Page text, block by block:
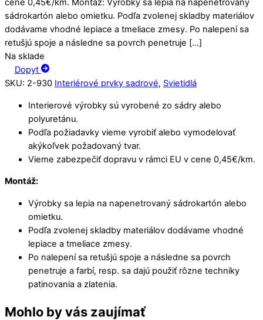
cene 0,45€/km. Montáž: Výrobky sa lepia na napenetrovaný
sádrokartón alebo omietku. Podľa zvolenej skladby materiálov
dodávame vhodné lepiace a tmeliace zmesy. Po nalepení sa
retušjú spoje a následne sa povrch penetruje […]
Na sklade
Dopyt
SKU: 2-930 Interiérové prvky sadrové, Svietidlá
Interierové výrobky sú vyrobené zo sádry alebo
polyuretánu.
Podľa požiadavky vieme vyrobiť alebo vymodelovať
akýkoľvek požadovaný tvar.
Vieme zabezpečiť dopravu v rámci EU v cene 0,45€/km.
Montáž:
Výrobky sa lepia na napenetrovaný sádrokartón alebo
omietku.
Podľa zvolenej skladby materiálov dodávame vhodné
lepiace a tmeliace zmesy.
Po nalepení sa retušjú spoje a následne sa povrch
penetruje a farbí, resp. sa dajú použiť rôzne techniky
patinovania a zlatenia.
Mohlo by vás zaujímať